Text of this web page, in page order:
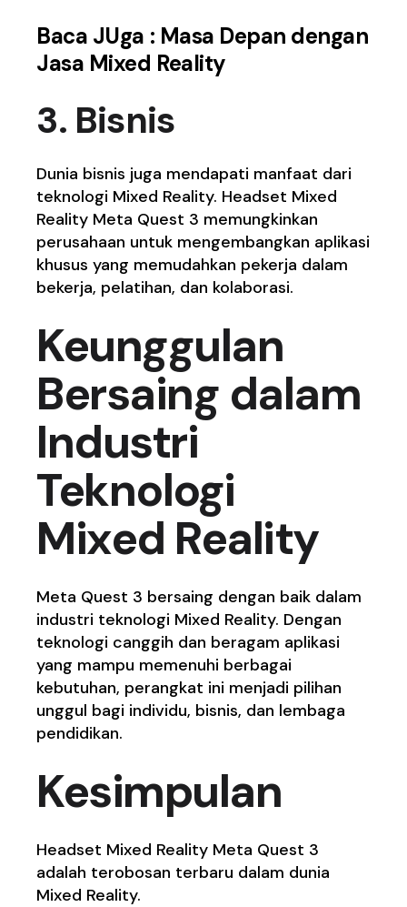
Baca JUga : Masa Depan dengan
Jasa Mixed Reality
3. Bisnis
Dunia bisnis juga mendapati manfaat dari
teknologi Mixed Reality. Headset Mixed
Reality Meta Quest 3 memungkinkan
perusahaan untuk mengembangkan aplikasi
khusus yang memudahkan pekerja dalam
bekerja, pelatihan, dan kolaborasi.
Keunggulan
Bersaing dalam
Industri
Teknologi
Mixed Reality
Meta Quest 3 bersaing dengan baik dalam
industri teknologi Mixed Reality. Dengan
teknologi canggih dan beragam aplikasi
yang mampu memenuhi berbagai
kebutuhan, perangkat ini menjadi pilihan
unggul bagi individu, bisnis, dan lembaga
pendidikan.
Kesimpulan
Headset Mixed Reality Meta Quest 3
adalah terobosan terbaru dalam dunia
Mixed Reality.